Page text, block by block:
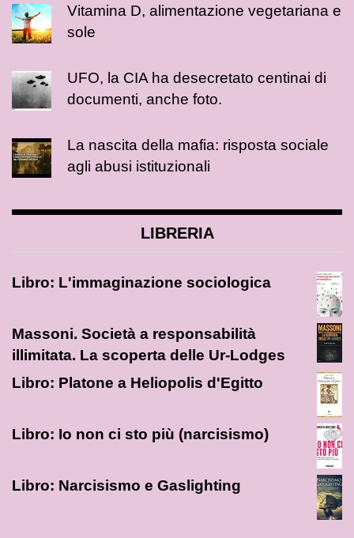
Vitamina D, alimentazione vegetariana e
sole
UFO, la CIA ha desecretato centinai di
documenti, anche foto.
La nascita della mafia: risposta sociale
agli abusi istituzionali
LIBRERIA
Libro: L'immaginazione sociologica
Massoni. Società a responsabilità
illimitata. La scoperta delle Ur-Lodges
Libro: Platone a Heliopolis d'Egitto
Libro: Io non ci sto più (narcisismo)
Libro: Narcisismo e Gaslighting